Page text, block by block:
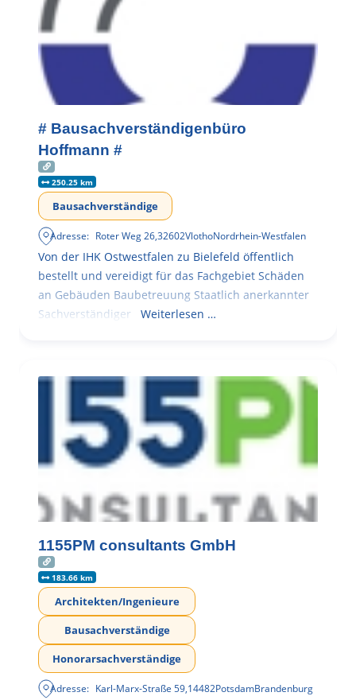
# Bausachverständigenbüro
Hoffmann #
250.25 km
Bausachverständige
Adresse: Roter Weg 26,32602VlothoNordrhein-Westfalen
Von der IHK Ostwestfalen zu Bielefeld öffentlich
bestellt und vereidigt für das Fachgebiet Schäden
an Gebäuden Baubetreuung Staatlich anerkannter
Sachverständiger
Weiterlesen …
1155PM consultants GmbH
183.66 km
Architekten/Ingenieure
Bausachverständige
Honorarsachverständige
Adresse: Karl-Marx-Straße 59,14482PotsdamBrandenburg